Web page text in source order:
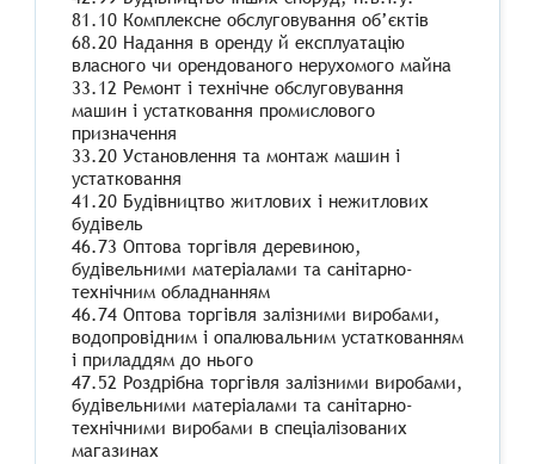
81.10 Комплексне обслуговування об’єктів
68.20 Надання в оренду й експлуатацію
власного чи орендованого нерухомого майна
33.12 Ремонт і технічне обслуговування
машин і устатковання промислового
призначення
33.20 Установлення та монтаж машин і
устатковання
41.20 Будівництво житлових і нежитлових
будівель
46.73 Оптова торгівля деревиною,
будівельними матеріалами та санітарно-
технічним обладнанням
46.74 Оптова торгівля залізними виробами,
водопровідним і опалювальним устаткованням
і приладдям до нього
47.52 Роздрібна торгівля залізними виробами,
будівельними матеріалами та санітарно-
технічними виробами в спеціалізованих
магазинах